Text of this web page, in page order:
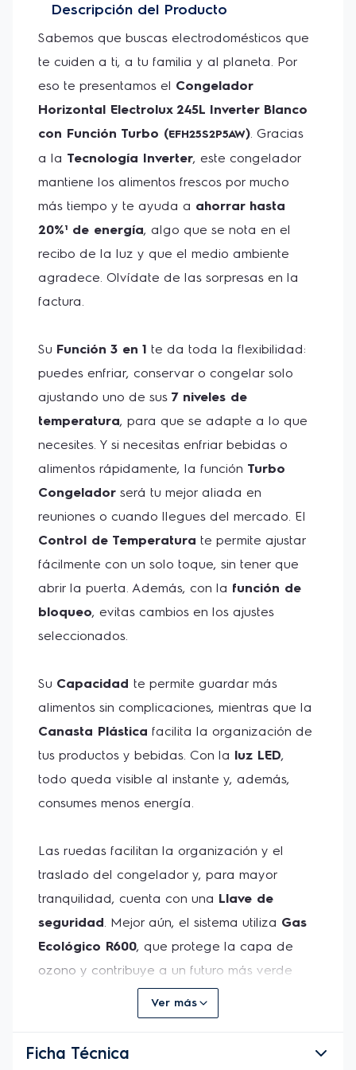
Capacidadte permite guardar más alimentos sin
complicaciones, mientras que la
Canasta Plástica
facilita la organización de tus productos y bebidas.
Con laluz LED, todo queda visible al instante y,
además, consumes menos energía.
Las ruedas facilitan la organización y el traslado del
congelador y, para mayor tranquilidad, cuenta con
Gas Ecológico R600 , que protege la capa de ozono
y contribuye a un futuro más verde para todos.
Descripción del Producto
Sabemos que buscas electrodomésticos que
te cuiden a ti, a tu familia y al planeta. Por
eso te presentamos el Congelador
Horizontal Electrolux 245L Inverter Blanco
con Función Turbo (EFH25S2P5AW). Gracias
a la Tecnología Inverter, este congelador
mantiene los alimentos frescos por mucho
más tiempo y te ayuda a ahorrar hasta
20%¹ de energía, algo que se nota en el
recibo de la luz y que el medio ambiente
agradece. Olvídate de las sorpresas en la
factura.
Su Función 3 en 1 te da toda la flexibilidad:
puedes enfriar, conservar o congelar solo
ajustando uno de sus 7 niveles de
temperatura, para que se adapte a lo que
necesites. Y si necesitas enfriar bebidas o
alimentos rápidamente, la función Turbo
Congelador será tu mejor aliada en
reuniones o cuando llegues del mercado. El
Control de Temperatura te permite ajustar
fácilmente con un solo toque, sin tener que
abrir la puerta. Además, con la función de
bloqueo, evitas cambios en los ajustes
seleccionados.
Su Capacidad te permite guardar más
alimentos sin complicaciones, mientras que la
Canasta Plástica facilita la organización de
tus productos y bebidas. Con la luz LED,
todo queda visible al instante y, además,
consumes menos energía.
Las ruedas facilitan la organización y el
traslado del congelador y, para mayor
tranquilidad, cuenta con una Llave de
seguridad. Mejor aún, el sistema utiliza Gas
Ecológico R600, que protege la capa de
ozono y contribuye a un futuro más verde
Ver más
Ficha Técnica